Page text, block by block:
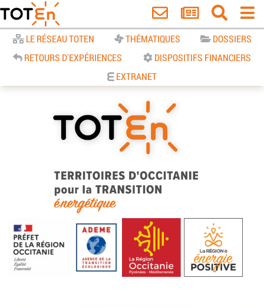
LE RÉSEAU TOTEN THÉMATIQUES
DOSSIERS
RETOURS D'EXPÉRIENCES
DISPOSITIFS FINANCIERS
EXTRANET
TOTEn Occitanie | Territoires
d’Occitanie pour la Transition
Energétique